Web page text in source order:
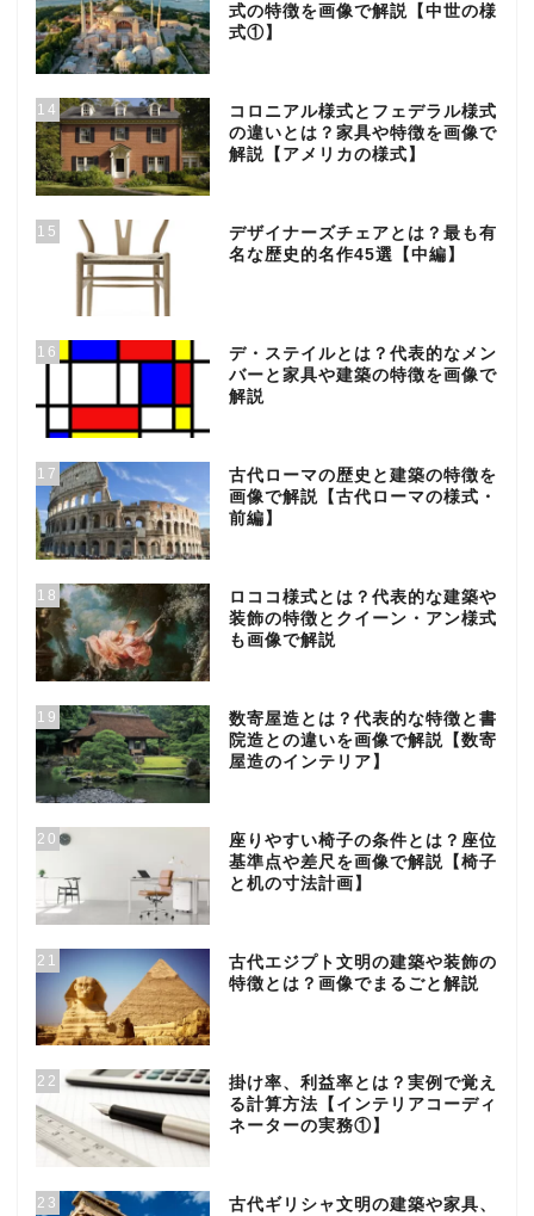
式の特徴を画像で解説【中世の様
式①】
14
コロニアル様式とフェデラル様式
の違いとは？家具や特徴を画像で
解説【アメリカの様式】
15
デザイナーズチェアとは？最も有
名な歴史的名作45選【中編】
16
デ・ステイルとは？代表的なメン
バーと家具や建築の特徴を画像で
解説
17
古代ローマの歴史と建築の特徴を
画像で解説【古代ローマの様式・
前編】
18
ロココ様式とは？代表的な建築や
装飾の特徴とクイーン・アン様式
も画像で解説
19
数寄屋造とは？代表的な特徴と書
院造との違いを画像で解説【数寄
屋造のインテリア】
20
座りやすい椅子の条件とは？座位
基準点や差尺を画像で解説【椅子
と机の寸法計画】
21
古代エジプト文明の建築や装飾の
特徴とは？画像でまるごと解説
22
掛け率、利益率とは？実例で覚え
る計算方法【インテリアコーディ
ネーターの実務①】
23
古代ギリシャ文明の建築や家具、